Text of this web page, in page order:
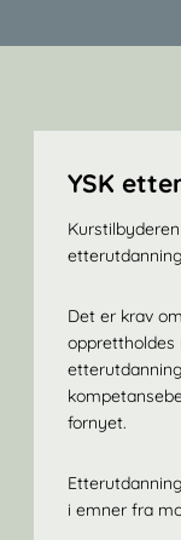
YSK
Det er krav
fornyet.
i emner fra